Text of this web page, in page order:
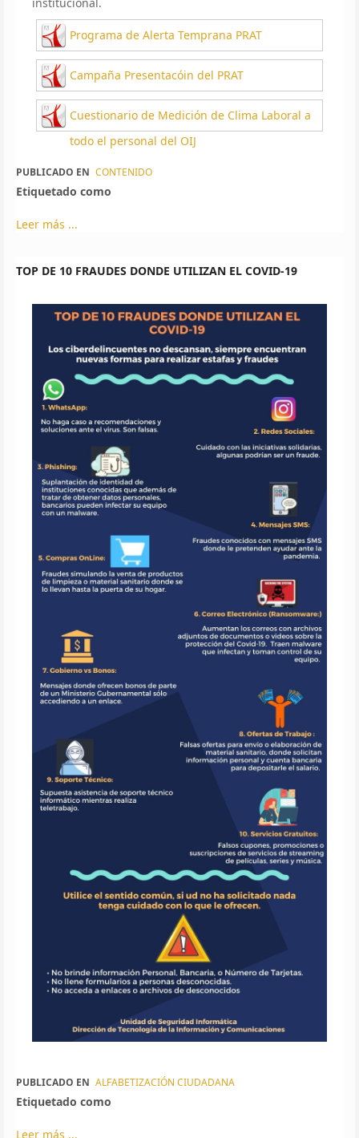
institucional.
Programa de Alerta Temprana PRAT
Campaña Presentacóin del PRAT
Cuestionario de Medición de Clima Laboral a
todo el personal del OIJ
PUBLICADO EN CONTENIDO
Etiquetado como
Leer más ...
TOP DE 10 FRAUDES DONDE UTILIZAN EL COVID-19
PUBLICADO EN ALFABETIZACIÓN CIUDADANA
Etiquetado como
Leer más ...